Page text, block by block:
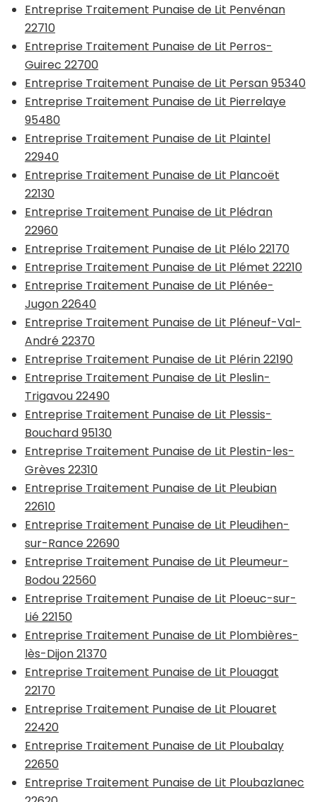
Entreprise Traitement Punaise de Lit Penvénan
22710
Entreprise Traitement Punaise de Lit Perros-
Guirec 22700
Entreprise Traitement Punaise de Lit Persan 95340
Entreprise Traitement Punaise de Lit Pierrelaye
95480
Entreprise Traitement Punaise de Lit Plaintel
22940
Entreprise Traitement Punaise de Lit Plancoët
22130
Entreprise Traitement Punaise de Lit Plédran
22960
Entreprise Traitement Punaise de Lit Plélo 22170
Entreprise Traitement Punaise de Lit Plémet 22210
Entreprise Traitement Punaise de Lit Plénée-
Jugon 22640
Entreprise Traitement Punaise de Lit Pléneuf-Val-
André 22370
Entreprise Traitement Punaise de Lit Plérin 22190
Entreprise Traitement Punaise de Lit Pleslin-
Trigavou 22490
Entreprise Traitement Punaise de Lit Plessis-
Bouchard 95130
Entreprise Traitement Punaise de Lit Plestin-les-
Grèves 22310
Entreprise Traitement Punaise de Lit Pleubian
22610
Entreprise Traitement Punaise de Lit Pleudihen-
sur-Rance 22690
Entreprise Traitement Punaise de Lit Pleumeur-
Bodou 22560
Entreprise Traitement Punaise de Lit Ploeuc-sur-
Lié 22150
Entreprise Traitement Punaise de Lit Plombières-
lès-Dijon 21370
Entreprise Traitement Punaise de Lit Plouagat
22170
Entreprise Traitement Punaise de Lit Plouaret
22420
Entreprise Traitement Punaise de Lit Ploubalay
22650
Entreprise Traitement Punaise de Lit Ploubazlanec